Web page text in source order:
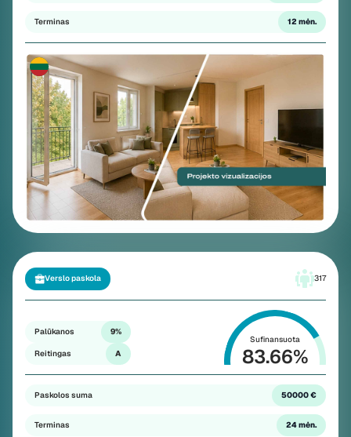
Terminas 12 mėn.
„Pievų 14“
Plačiau
Verslo paskola 317
Palūkanos 9%
Reitingas A
Sufinansuota
83.66%
Paskolos suma 50000 €
Terminas 24 mėn.